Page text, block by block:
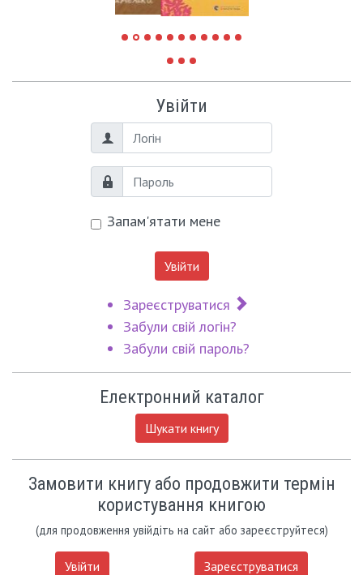
Увійти
Логін
Пароль
Запам'ятати мене
Увійти
Зареєструватися
Забули свій логін?
Забули свій пароль?
Електронний каталог
Шукати книгу
Замовити книгу або продовжити термін
користування книгою
(для продовження увійдіть на сайт або зареєструйтеся)
Увійти Зареєструватися